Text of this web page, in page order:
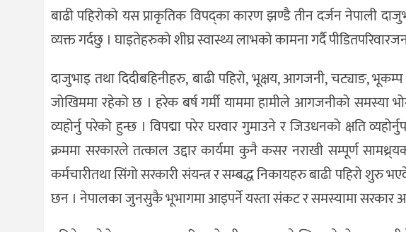
बाढी पहिरोको यस प्राकृतिक विपद्का कारण झण्डै तीन दर्जन नेपाली
व्यक्त गर्दछु । घाइतेहरुको शीघ्र स्वास्थ्य लाभको कामना गर्दै
दाजुभाइ तथा दिदीबहिनीहरु, बाढी पहिरो, भूक्षय, आगजनी, चट्याङ,
जोखिममा रहेको छ । हरेक बर्ष गर्मी याममा हामीले आगजनीको समस्या
व्यहोर्नु परेको हुन्छ । विपद्मा परेर घरवार गुमाउने र जिउधनको क्षति
क्रममा सरकारले तत्काल उद्दार कार्यमा कुनै कसर नराखी सम्पूर्ण
कर्मचारीतथा सिंगो सरकारी संयन्त्र र सम्बद्ध निकायहरु बाढी पहिरो शुरु
छन । नेपालका जुनसुकै भूभागमा आइपर्ने यस्ता संकट र समस्यामा सरकार